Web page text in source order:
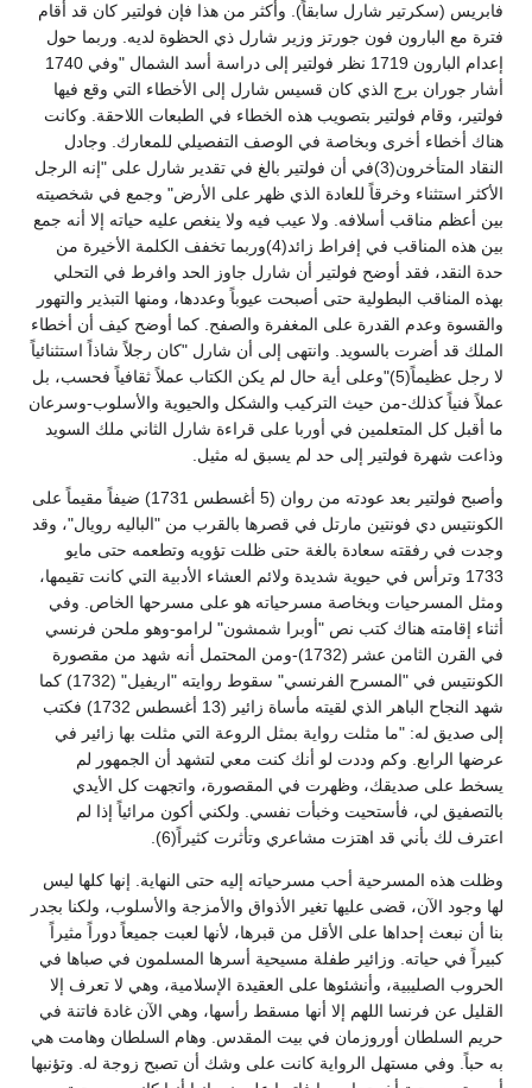
فابريس (سكرتير شارل سابقاً). وأكثر من هذا فإن فولتير كان قد أقام
فترة مع البارون فون جورتز وزير شارل ذي الحظوة لديه. وربما حول
إعدام البارون 1719 نظر فولتير إلى دراسة أسد الشمال "وفي 1740
أشار جوران برج الذي كان قسيس شارل إلى الأخطاء التي وقع فيها
فولتير، وقام فولتير بتصويب هذه الخطاء في الطبعات اللاحقة. وكانت
هناك أخطاء أخرى وبخاصة في الوصف التفصيلي للمعارك. وجادل
النقاد المتأخرون(3)في أن فولتير بالغ في تقدير شارل على "إنه الرجل
الأكثر استثناء وخرقاً للعادة الذي ظهر على الأرض" وجمع في شخصيته
بين أعظم مناقب أسلافه. ولا عيب فيه ولا ينغص عليه حياته إلا أنه جمع
بين هذه المناقب في إفراط زائد(4)وربما تخفف الكلمة الأخيرة من
حدة النقد، فقد أوضح فولتير أن شارل جاوز الحد وافرط في التحلي
بهذه المناقب البطولية حتى أصبحت عيوباً وعددها، ومنها التبذير والتهور
والقسوة وعدم القدرة على المغفرة والصفح. كما أوضح كيف أن أخطاء
الملك قد أضرت بالسويد. وانتهى إلى أن شارل "كان رجلاً شاذاً استثنائياً
لا رجل عظيماً(5)"وعلى أية حال لم يكن الكتاب عملاً ثقافياً فحسب، بل
عملاً فنياً كذلك-من حيث التركيب والشكل والحيوية والأسلوب-وسرعان
ما أقبل كل المتعلمين في أوربا على قراءة شارل الثاني ملك السويد
وذاعت شهرة فولتير إلى حد لم يسبق له مثيل.
وأصبح فولتير بعد عودته من روان (5 أغسطس 1731) ضيفاً مقيماً على
الكونتيس دي فونتين مارتل في قصرها بالقرب من "الباليه رويال"، وقد
وجدت في رفقته سعادة بالغة حتى ظلت تؤويه وتطعمه حتى مايو
1733 وترأس في حيوية شديدة ولائم العشاء الأدبية التي كانت تقيمها،
ومثل المسرحيات وبخاصة مسرحياته هو على مسرحها الخاص. وفي
أثناء إقامته هناك كتب نص "أوبرا شمشون" لرامو-وهو ملحن فرنسي
في القرن الثامن عشر (1732)-ومن المحتمل أنه شهد من مقصورة
الكونتيس في "المسرح الفرنسي" سقوط روايته "اريفيل" (1732) كما
شهد النجاح الباهر الذي لقيته مأساة زائير (13 أغسطس 1732) فكتب
إلى صديق له: "ما مثلت رواية بمثل الروعة التي مثلت بها زائير في
عرضها الرابع. وكم وددت لو أنك كنت معي لتشهد أن الجمهور لم
يسخط على صديقك، وظهرت في المقصورة، واتجهت كل الأيدي
بالتصفيق لي، فأستحيت وخبأت نفسي. ولكني أكون مرائياً إذا لم
اعترف لك بأني قد اهتزت مشاعري وتأثرت كثيراً(6).
وظلت هذه المسرحية أحب مسرحياته إليه حتى النهاية. إنها كلها ليس
لها وجود الآن، قضى عليها تغير الأذواق والأمزجة والأسلوب، ولكنا بجدر
بنا أن نبعث إحداها على الأقل من قبرها، لأنها لعبت جميعاً دوراً مثيراً
كبيراً في حياته. وزائير طفلة مسيحية أسرها المسلمون في صباها في
الحروب الصليبية، وأنشئوها على العقيدة الإسلامية، وهي لا تعرف إلا
القليل عن فرنسا اللهم إلا أنها مسقط رأسها، وهي الآن غادة فاتنة في
حريم السلطان أوروزمان في بيت المقدس. وهام السلطان وهامت هي
به حباً. وفي مستهل الرواية كانت على وشك أن تصبح زوجة له. وتؤنبها